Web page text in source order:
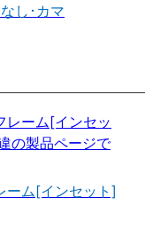
し･カマ
ーム[インセット]